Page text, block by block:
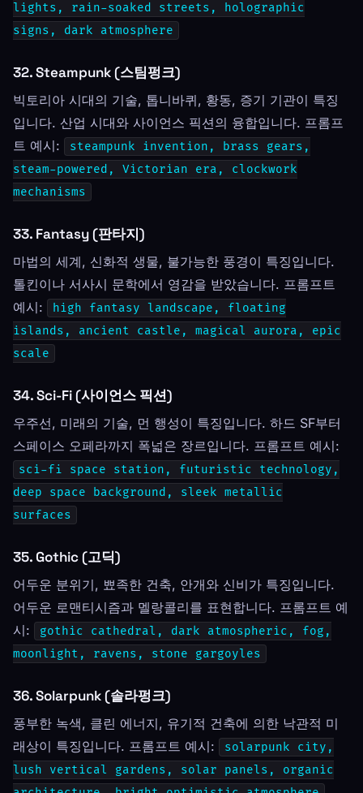
lights, rain-soaked streets, holographic
signs, dark atmosphere
32. Steampunk (스팀펑크)
빅토리아 시대의 기술, 톱니바퀴, 황동, 증기 기관이 특징
입니다. 산업 시대와 사이언스 픽션의 융합입니다. 프롬프
트 예시:
steampunk invention, brass gears,
steam-powered, Victorian era, clockwork
mechanisms
33. Fantasy (판타지)
마법의 세계, 신화적 생물, 불가능한 풍경이 특징입니다.
톨킨이나 서사시 문학에서 영감을 받았습니다. 프롬프트
예시:
high fantasy landscape, floating
islands, ancient castle, magical aurora, epic
scale
34. Sci-Fi (사이언스 픽션)
우주선, 미래의 기술, 먼 행성이 특징입니다. 하드 SF부터
스페이스 오페라까지 폭넓은 장르입니다. 프롬프트 예시:
sci-fi space station, futuristic technology,
deep space background, sleek metallic
surfaces
35. Gothic (고딕)
어두운 분위기, 뾰족한 건축, 안개와 신비가 특징입니다.
어두운 로맨티시즘과 멜랑콜리를 표현합니다. 프롬프트 예
시:
gothic cathedral, dark atmospheric, fog,
moonlight, ravens, stone gargoyles
36. Solarpunk (솔라펑크)
풍부한 녹색, 클린 에너지, 유기적 건축에 의한 낙관적 미
래상이 특징입니다. 프롬프트 예시:
solarpunk city,
lush vertical gardens, solar panels, organic